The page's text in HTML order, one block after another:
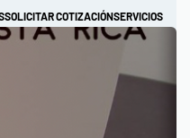
SOLICITAR COTIZACIÓNSERVICIOS
REALIZADOS CAMISETAS